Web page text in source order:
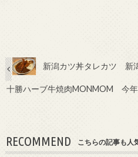
新潟カツ丼タレカツ 新
十勝ハーブ牛焼肉MONMOM 今
RECOMMEND こちらの記事も人